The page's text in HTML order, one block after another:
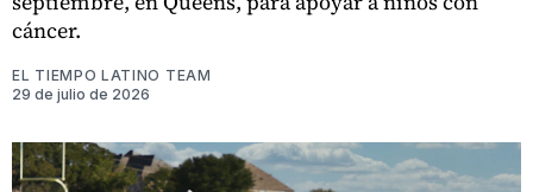
cáncer.
EL TIEMPO LATINO TEAM
29 de julio de 2026